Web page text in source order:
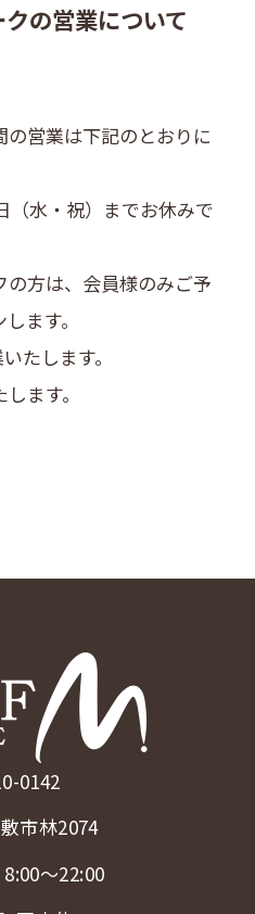
の営業について
営業は下記のとおりに
（水・祝）までお休みで
方は、会員様のみご予
ます。
たします。
ます。
0142
市林2074
〜22:00